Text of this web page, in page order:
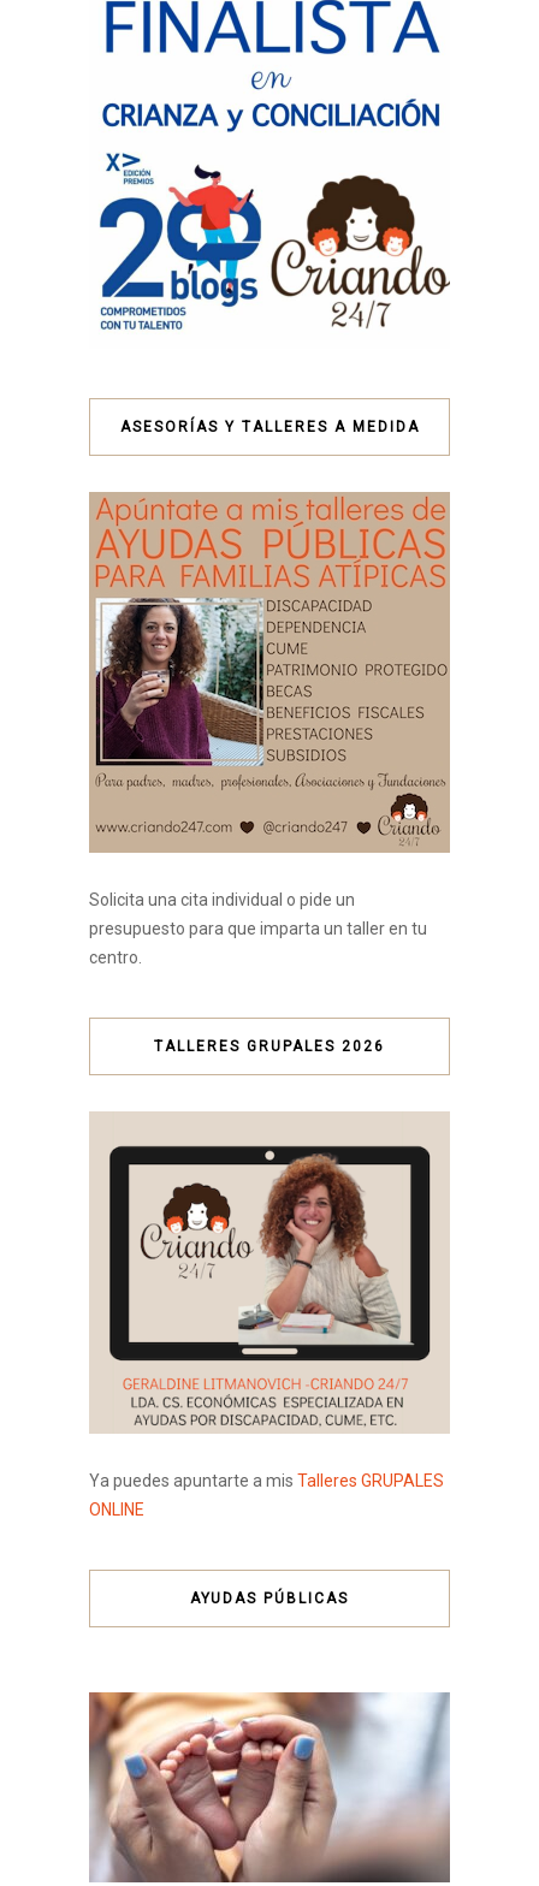
ASESORÍAS Y TALLERES A MEDIDA
Solicita una cita individual o pide un
presupuesto para que imparta un taller en tu
centro.
TALLERES GRUPALES 2026
Ya puedes apuntarte a mis Talleres GRUPALES
ONLINE
AYUDAS PÚBLICAS